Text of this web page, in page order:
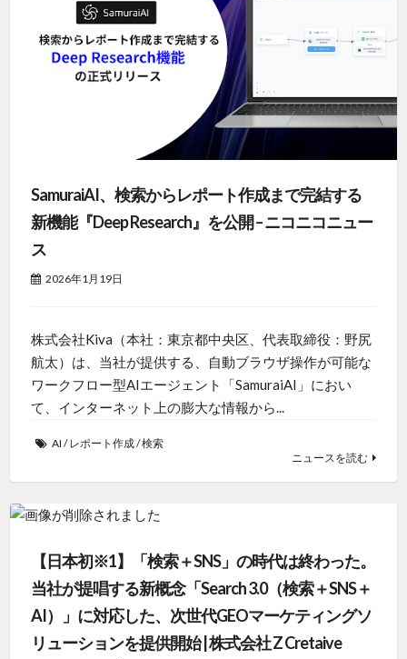
SamuraiAI、検索からレポート作成まで完結する
新機能『Deep Research』を公開 – ニコニコニュー
ス
2026年1月19日
株式会社Kiva（本社：東京都中央区、代表取締役：野尻
航太）は、当社が提供する、自動ブラウザ操作が可能な
ワークフロー型AIエージェント「SamuraiAI」におい
て、インターネット上の膨大な情報から...
AI /レポート作成/検索
ニュースを読む
【日本初※1】「検索＋SNS」の時代は終わった。
当社が提唱する新概念「Search 3.0（検索＋SNS＋
AI）」に対応した、次世代GEOマーケティングソ
リューションを提供開始 | 株式会社 Z Cretaive